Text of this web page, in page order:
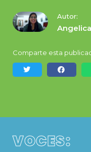
Autor:
Comparte esta
VOCES: